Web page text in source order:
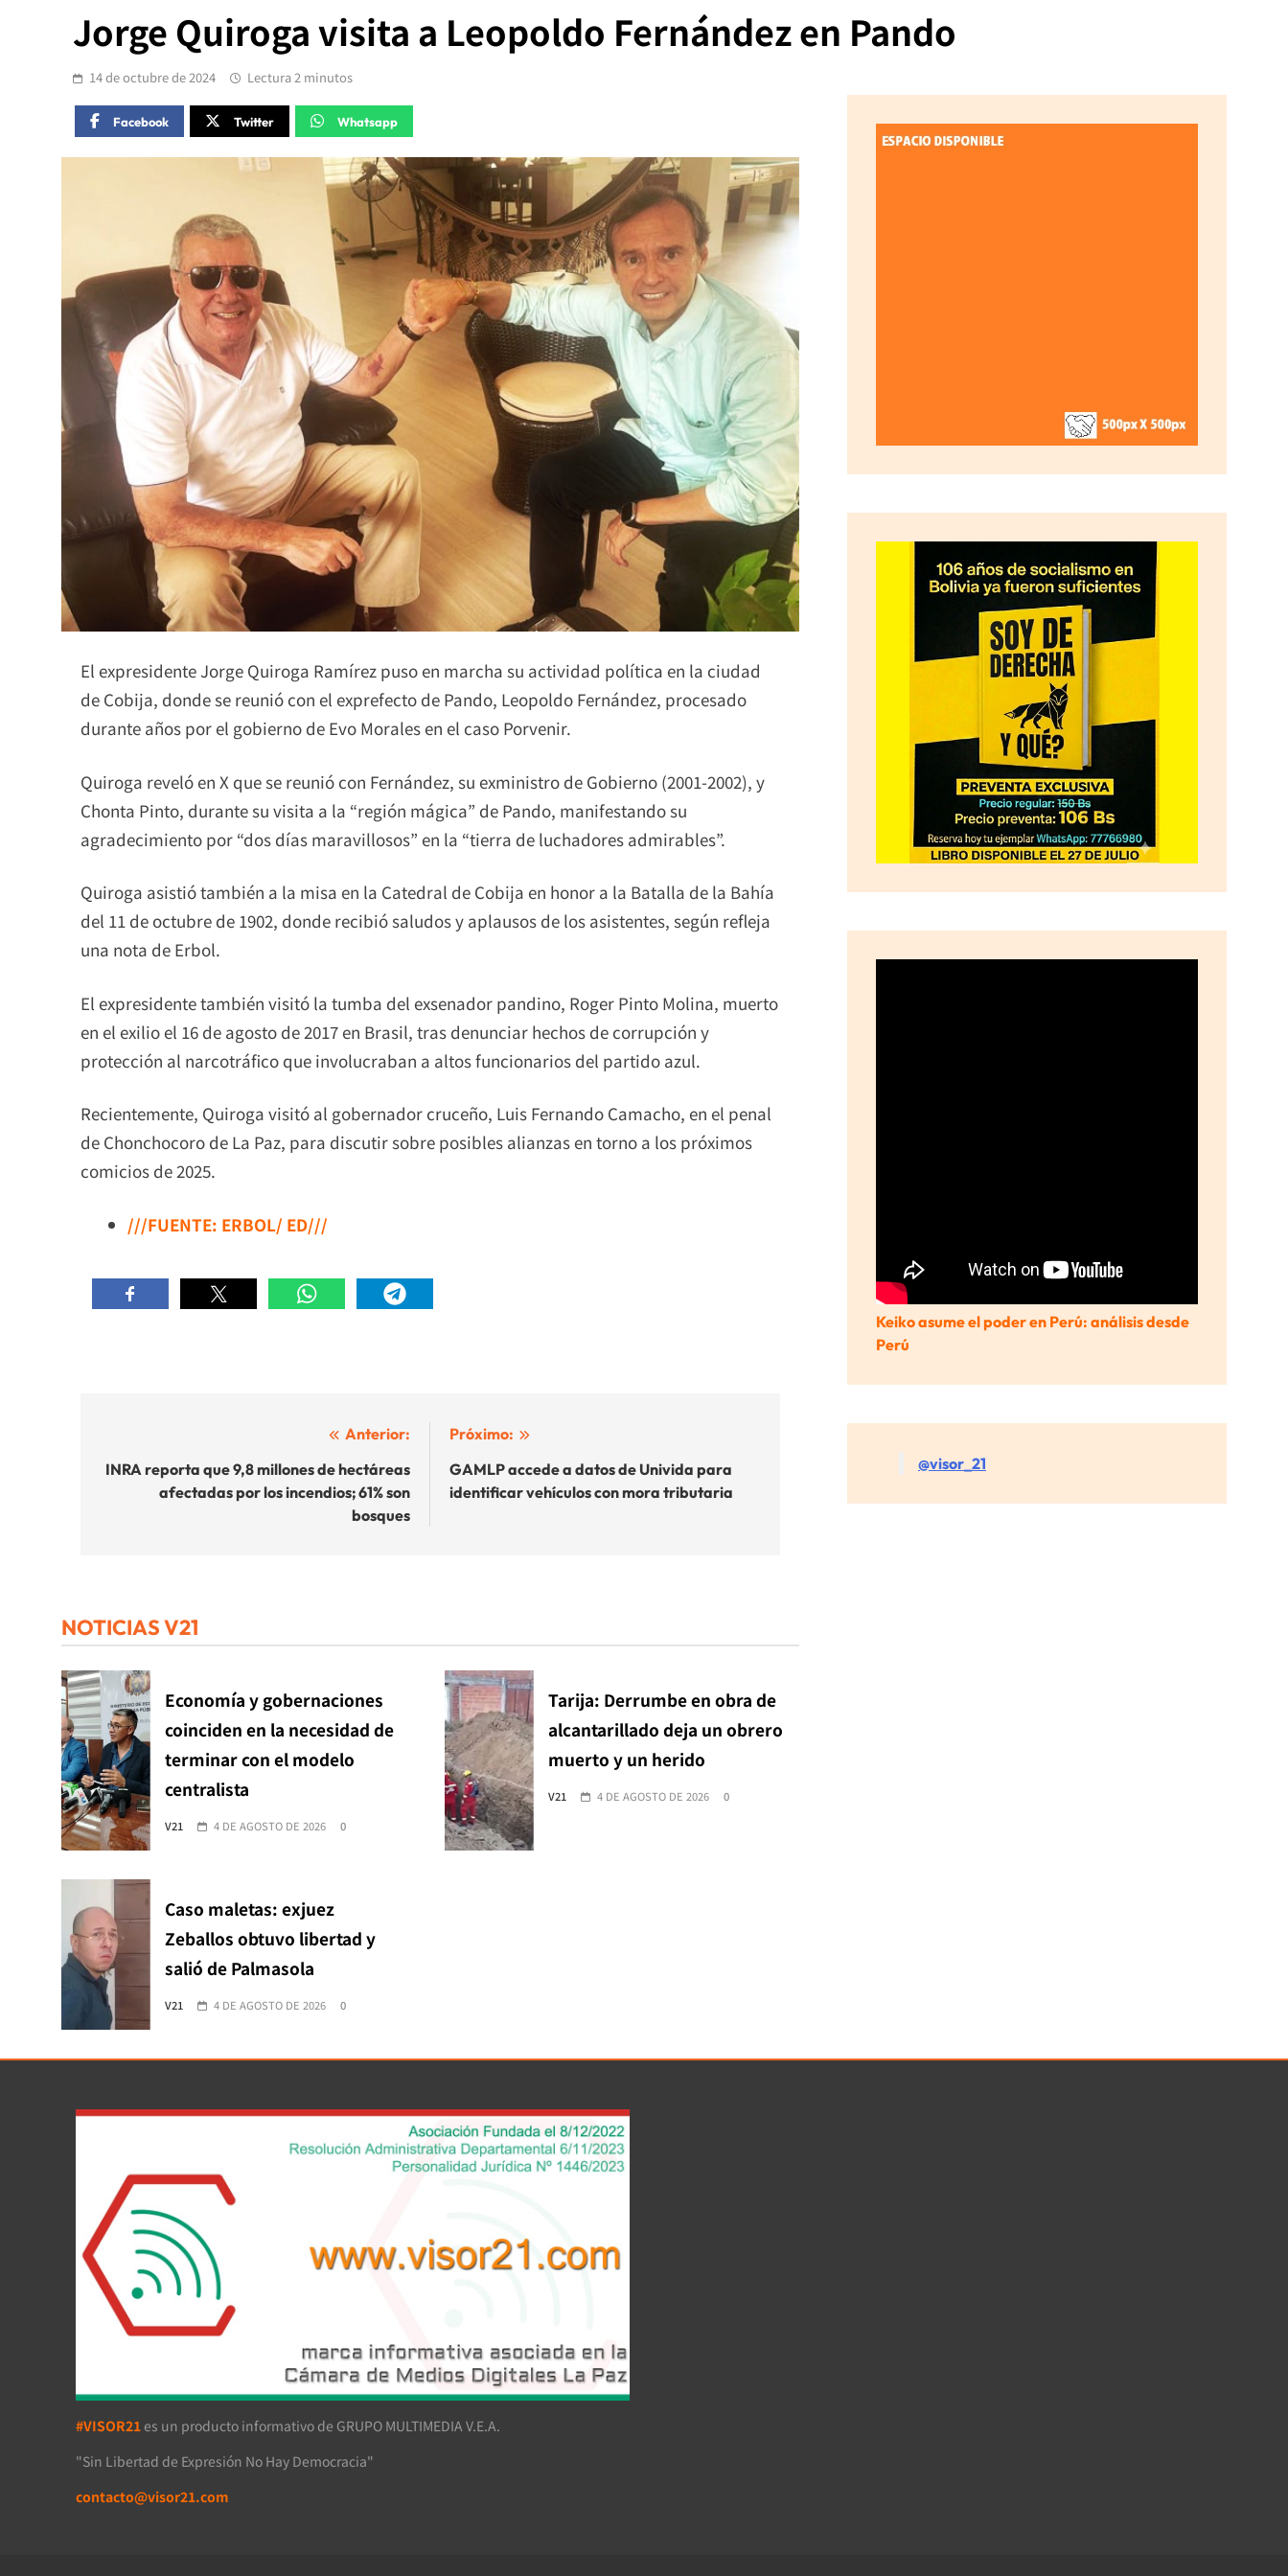
Jorge Quiroga visita a Leopoldo Fernández en Pando
14 de octubre de 2024 Lectura 2 minutos
Facebook Twitter Whatsapp
El expresidente Jorge Quiroga Ramírez puso en marcha su actividad política en la ciudad
de Cobija, donde se reunió con el exprefecto de Pando, Leopoldo Fernández, procesado
durante años por el gobierno de Evo Morales en el caso Porvenir.
Quiroga reveló en X que se reunió con Fernández, su exministro de Gobierno (2001-2002), y
Chonta Pinto, durante su visita a la “región mágica” de Pando, manifestando su
agradecimiento por “dos días maravillosos” en la “tierra de luchadores admirables”.
Quiroga asistió también a la misa en la Catedral de Cobija en honor a la Batalla de la Bahía
del 11 de octubre de 1902, donde recibió saludos y aplausos de los asistentes, según refleja
una nota de Erbol.
El expresidente también visitó la tumba del exsenador pandino, Roger Pinto Molina, muerto
en el exilio el 16 de agosto de 2017 en Brasil, tras denunciar hechos de corrupción y
protección al narcotráfico que involucraban a altos funcionarios del partido azul.
Recientemente, Quiroga visitó al gobernador cruceño, Luis Fernando Camacho, en el penal
de Chonchocoro de La Paz, para discutir sobre posibles alianzas en torno a los próximos
comicios de 2025.
///FUENTE: ERBOL/ ED///
de
entradas
Anterior:
INRA reporta que 9,8 millones de hectáreas
afectadas por los incendios; 61% son
bosques
Próximo:
GAMLP accede a datos de Univida para
identificar vehículos con mora tributaria
NOTICIAS V21
Economía y gobernaciones
coinciden en la necesidad de
terminar con el modelo
centralista
V21 4 DE AGOSTO DE 2026 0
Tarija: Derrumbe en obra de
alcantarillado deja un obrero
muerto y un herido
V21 4 DE AGOSTO DE 2026 0
Caso maletas: exjuez
Zeballos obtuvo libertad y
salió de Palmasola
V21 4 DE AGOSTO DE 2026 0
Keiko asume el poder en Perú: análisis desde
Perú
@visor_21
#VISOR21 es un producto informativo de GRUPO MULTIMEDIA V.E.A.
"Sin Libertad de Expresión No Hay Democracia"
contacto@visor21.com